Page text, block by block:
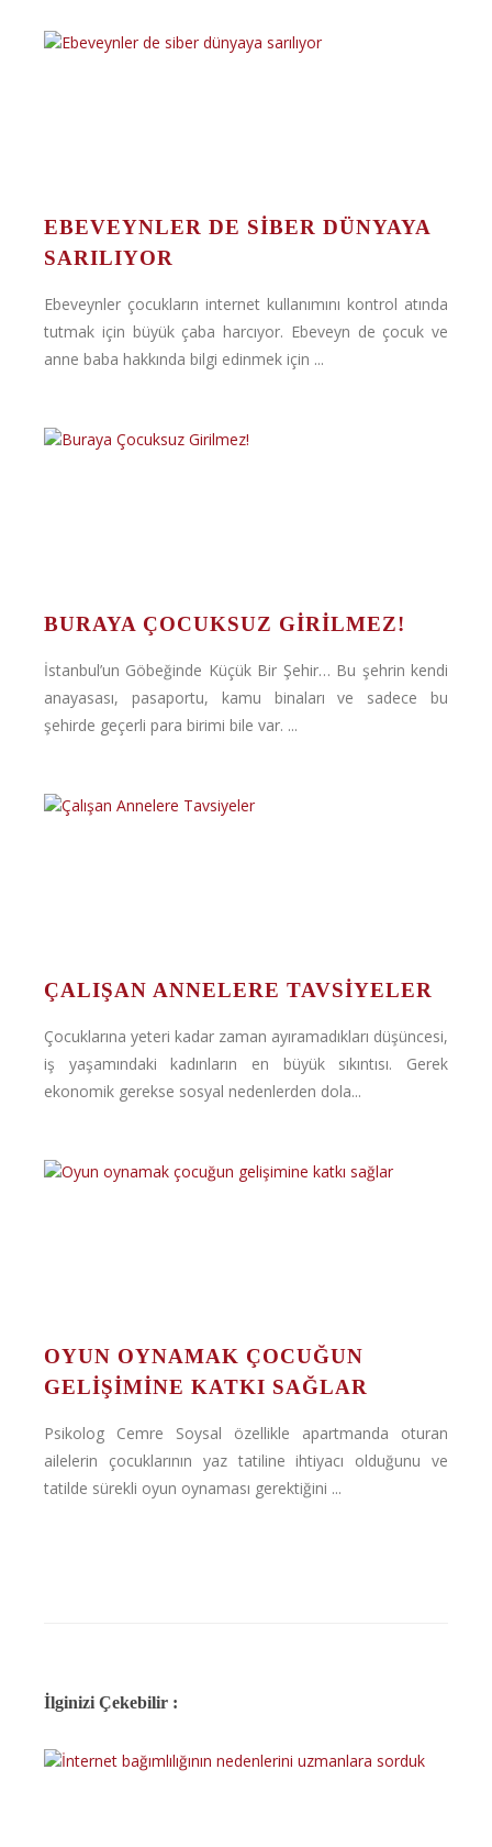
EBEVEYNLER DE SIBER DÜNYAYA
SARILIYOR
Ebeveynler çocukların internet kullanımını kontrol atında
tutmak için büyük çaba harcıyor. Ebeveyn de çocuk ve
anne baba hakkında bilgi edinmek için ...
BURAYA ÇOCUKSUZ GIRILMEZ!
İstanbul’un Göbeğinde Küçük Bir Şehir… Bu şehrin kendi
anayasası, pasaportu, kamu binaları ve sadece bu
şehirde geçerli para birimi bile var. ...
ÇALIŞAN ANNELERE TAVSIYELER
Çocuklarına yeteri kadar zaman ayıramadıkları düşüncesi,
iş yaşamındaki kadınların en büyük sıkıntısı. Gerek
ekonomik gerekse sosyal nedenlerden dola...
OYUN OYNAMAK ÇOCUĞUN
GELIŞIMINE KATKI SAĞLAR
Psikolog Cemre Soysal özellikle apartmanda oturan
ailelerin çocuklarının yaz tatiline ihtiyacı olduğunu ve
tatilde sürekli oyun oynaması gerektiğini ...
İlginizi Çekebilir :